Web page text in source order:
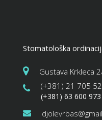
Stomatološka
Gustava Krkleca
(+381) 21 705
(+381) 63 600 973